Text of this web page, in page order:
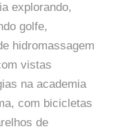
explorando,
golfe,
hidromassagem
vistas
na academia
com bicicletas
de